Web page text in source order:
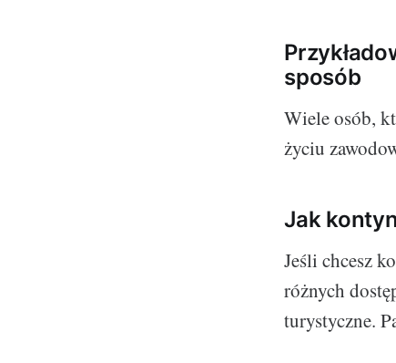
sposób
Wiele osób,
życiu
Jak
Jeśli chcesz
różnych
turystyczne.